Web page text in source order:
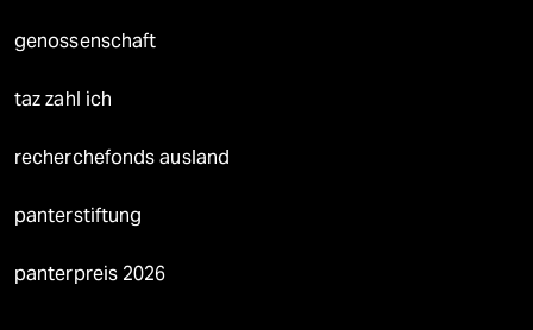
genossenschaft
taz zahl ich
recherchefonds ausland
panterstiftung
panterpreis 2026